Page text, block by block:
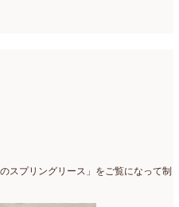
スプリングリース」をご覧になって制